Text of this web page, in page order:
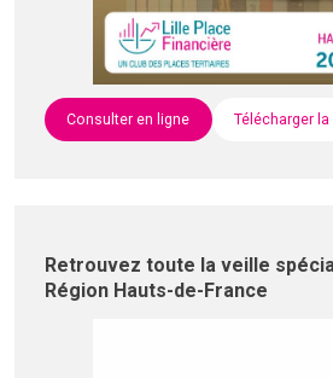
Consulter en ligne Télécharger
Retrouvez toute la veille
Région Hauts-de-France